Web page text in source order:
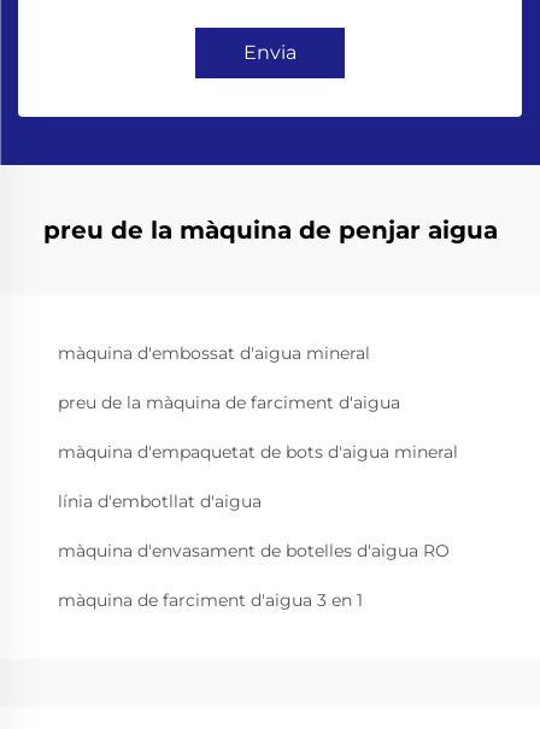
Envia
preu de la màquina de penjar aigua
màquina d'embossat d'aigua mineral
preu de la màquina de farciment d'aigua
màquina d'empaquetat de bots d'aigua mineral
línia d'embotllat d'aigua
màquina d'envasament de botelles d'aigua RO
màquina de farciment d'aigua 3 en 1